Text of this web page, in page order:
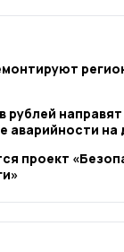
рублей
аварийности на
проект